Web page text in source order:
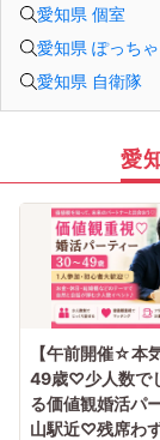
90分前を切って急な
ありません。開催中
りいたします。
男女差が2名以内程度
最少催行人数：ご予
最大催行人数：ご予
当イベントにおいて
・保証制度について
直前のキャンセル等
金し、無償での開催
愛知県 個室
愛知県 ぽっちゃ
愛知県 自衛隊
愛
【午前開催☆本
49歳♡少人数で
る価値観婚活パ
山駅近♡残席わ